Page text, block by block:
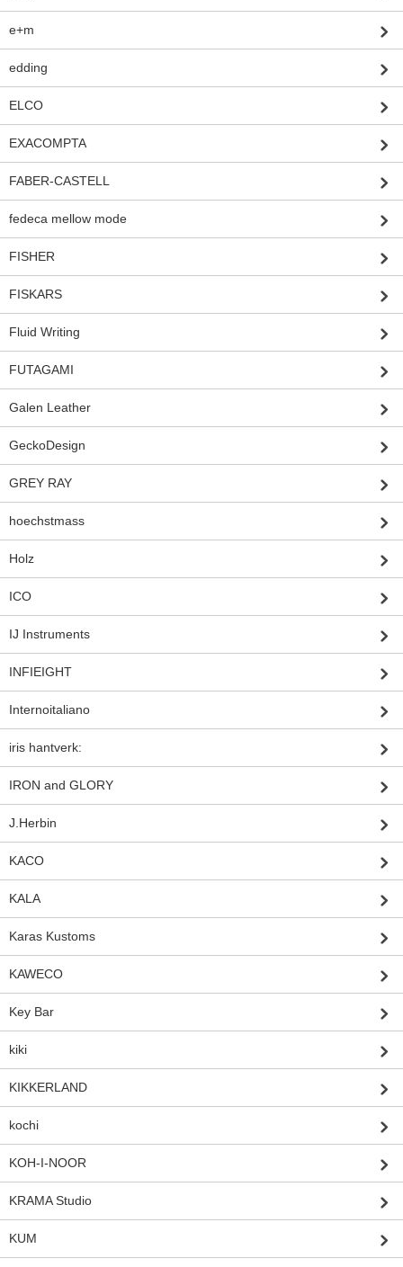
e+m
edding
ELCO
EXACOMPTA
FABER-CASTELL
fedeca mellow mode
FISHER
FISKARS
Fluid Writing
FUTAGAMI
Galen Leather
GeckoDesign
GREY RAY
hoechstmass
Holz
ICO
IJ Instruments
INFIEIGHT
Internoitaliano
iris hantverk:
IRON and GLORY
J.Herbin
KACO
KALA
Karas Kustoms
KAWECO
Key Bar
kiki
KIKKERLAND
kochi
KOH-I-NOOR
KRAMA Studio
KUM